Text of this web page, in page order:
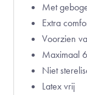
Met
Extra
Voorzien
Maximaal
Niet
Latex vrij